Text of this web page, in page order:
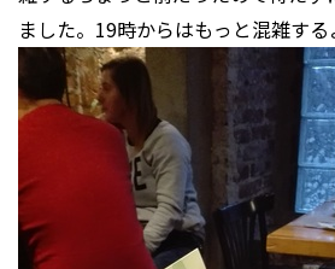
ました。19時からはもっと混雑する